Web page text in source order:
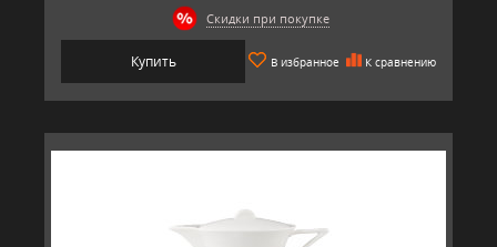
Скидки при покупке
Купить В избранное К сравнению